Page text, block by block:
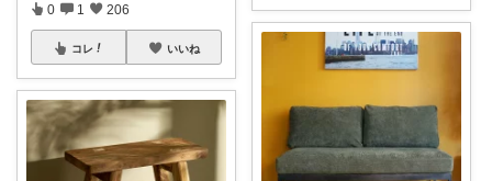
0 1 206
コレ いいね